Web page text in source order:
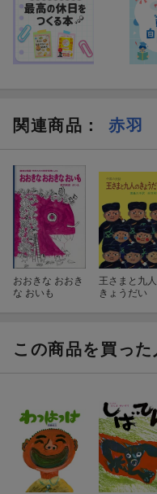
関連商品 ： 赤羽
おおきな おおき
な おいも
王さまと九
きょうだい
この商品を買っ